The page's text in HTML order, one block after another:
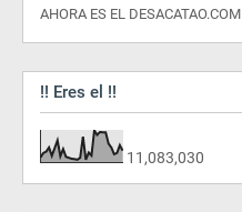
AHORA ES EL DESACATAO.COM
!! Eres el !!
11,083,030